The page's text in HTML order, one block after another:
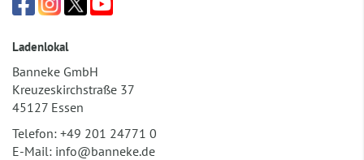
Ladenlokal
Banneke GmbH
Kreuzeskirchstraße 37
45127 Essen
Telefon: +49 201 24771 0
E-Mail: info@banneke.de